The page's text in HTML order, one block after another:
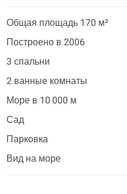
Общая площадь 170 м²
Построено в 2006
3 спальни
2 ванные комнаты
Море в 10 000 м
Сад
Парковка
Вид на море